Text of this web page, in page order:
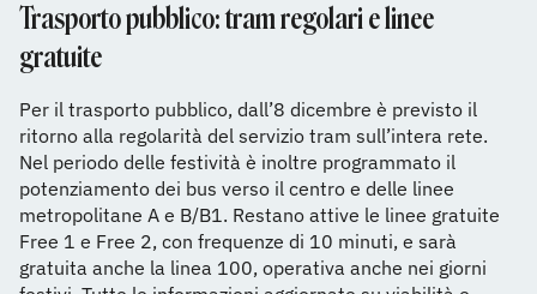
Trasporto pubblico: tram regolari e linee
gratuite
Per il trasporto pubblico, dall’8 dicembre è previsto il
ritorno alla regolarità del servizio tram sull’intera rete.
Nel periodo delle festività è inoltre programmato il
potenziamento dei bus verso il centro e delle linee
metropolitane A e B/B1. Restano attive le linee gratuite
Free 1 e Free 2, con frequenze di 10 minuti, e sarà
gratuita anche la linea 100, operativa anche nei giorni